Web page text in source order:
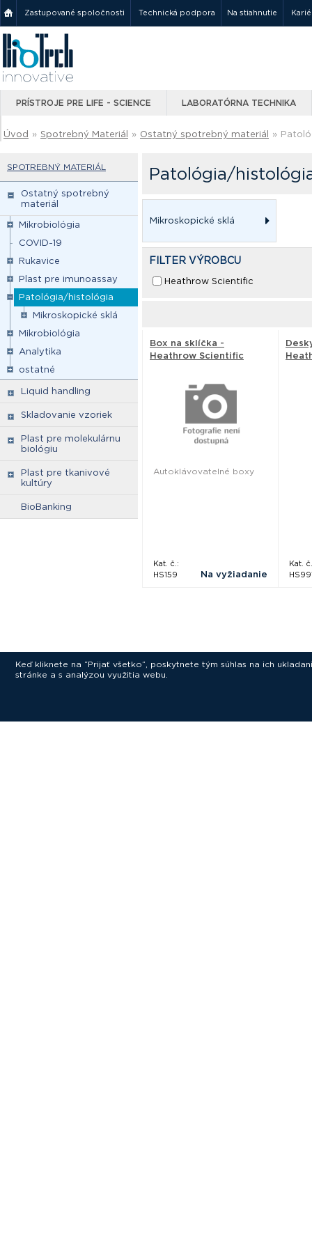
Zastupované spoločnosti Technická podpora Na stiahnutie
PRÍSTROJE PRE LIFE - SCIENCE LABORATÓRNA TECHNIKA
Úvod » Spotrebný Materiál » Ostatný spotrebný materiál »
SPOTREBNÝ MATERIÁL
Ostatný spotrebný
materiál
Mikrobiológia
COVID-19
Rukavice
Plast pre imunoassay
Patológia/histológia
Mikroskopické sklá
Mikrobiológia
Analytika
ostatné
Liquid handling
Skladovanie vzoriek
Plast pre molekulárnu
biológiu
Plast pre tkanivové
kultúry
BioBanking
Patológia/
Mikroskopické sklá
FILTER VÝROBCU
Heathrow Scientific
Box na sklíčka -
Heathrow Scientific
Autoklávovatelné boxy
Kat. č.:
HS159
Na vyžiadanie
Kat.
Keď kliknete na “Prijať všetko”, poskytnete tým súhlas na ich
stránke a s analýzou využitia webu.